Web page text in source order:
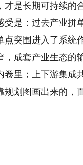
是长期可持续的
：过去产业拼
突围进入了系统
套产业生态的
里；上下游集成
图画出来的，